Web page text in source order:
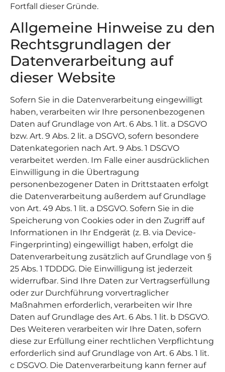
Fortfall dieser Gründe.
Allgemeine Hinweise zu den
Rechtsgrundlagen der
Datenverarbeitung auf
dieser Website
Sofern Sie in die Datenverarbeitung eingewilligt
haben, verarbeiten wir Ihre personenbezogenen
Daten auf Grundlage von Art. 6 Abs. 1 lit. a DSGVO
bzw. Art. 9 Abs. 2 lit. a DSGVO, sofern besondere
Datenkategorien nach Art. 9 Abs. 1 DSGVO
verarbeitet werden. Im Falle einer ausdrücklichen
Einwilligung in die Übertragung
personenbezogener Daten in Drittstaaten erfolgt
die Datenverarbeitung außerdem auf Grundlage
von Art. 49 Abs. 1 lit. a DSGVO. Sofern Sie in die
Speicherung von Cookies oder in den Zugriff auf
Informationen in Ihr Endgerät (z. B. via Device-
Fingerprinting) eingewilligt haben, erfolgt die
Datenverarbeitung zusätzlich auf Grundlage von §
25 Abs. 1 TDDDG. Die Einwilligung ist jederzeit
widerrufbar. Sind Ihre Daten zur Vertragserfüllung
oder zur Durchführung vorvertraglicher
Maßnahmen erforderlich, verarbeiten wir Ihre
Daten auf Grundlage des Art. 6 Abs. 1 lit. b DSGVO.
Des Weiteren verarbeiten wir Ihre Daten, sofern
diese zur Erfüllung einer rechtlichen Verpflichtung
erforderlich sind auf Grundlage von Art. 6 Abs. 1 lit.
c DSGVO. Die Datenverarbeitung kann ferner auf